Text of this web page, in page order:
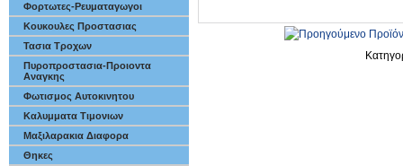
Φορτωτες-Ρευματαγωγοι
Κουκουλες Προστασιας
Τασια Τροχων
Πυροπροστασια-Προιοντα
Αναγκης
Φωτισμος Αυτοκινητου
Καλυμματα Τιμονιων
Μαξιλαρακια Διαφορα
Θηκες